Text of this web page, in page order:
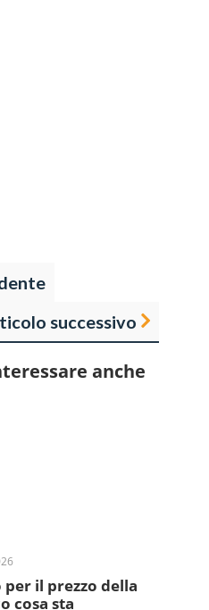
successivo
anche
il prezzo della
cosa sta